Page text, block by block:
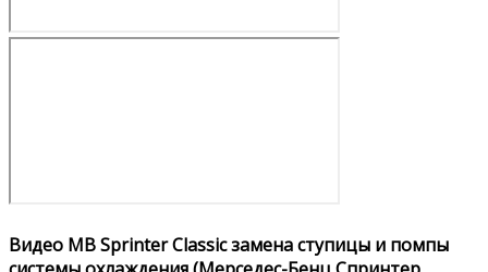
Видео MB Sprinter Classic замена ступицы и помпы